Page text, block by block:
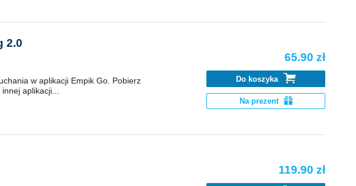
2.0
w aplikacji Empik Go. Pobierz
innej aplikacji...
65.90 zł
Do koszyka
Na prezent
119.90 zł